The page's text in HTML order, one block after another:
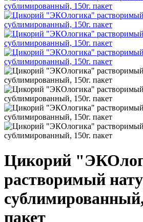
Цикорий
растворимый
пакет